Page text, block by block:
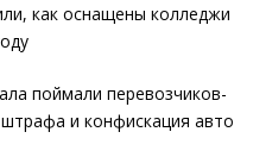
как оснащены колледжи
поймали перевозчиков-
и конфискация авто